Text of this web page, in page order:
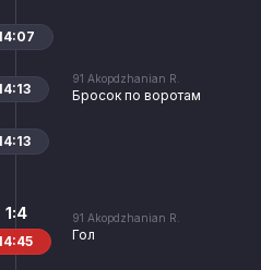
91 Akopdzhanian R.
Бросок по воротам
91 Akopdzhanian R.
Гол
1:4